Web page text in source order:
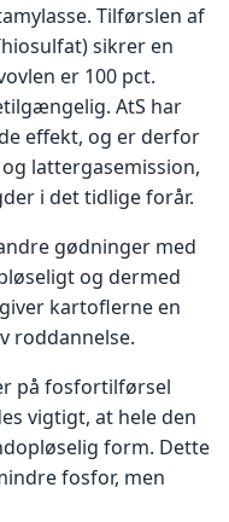
Tilførslen af
sikrer en
er 100 pct.
AtS har
effekt, og er derfor
lattergasemission,
i det tidlige forår.
gødninger med
og dermed
kartoflerne en
roddannelse.
på fosfortilførsel
vigtigt, at hele den
form. Dette
fosfor, men